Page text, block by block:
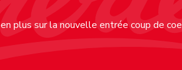
plus sur la nouvelle entrée coup de